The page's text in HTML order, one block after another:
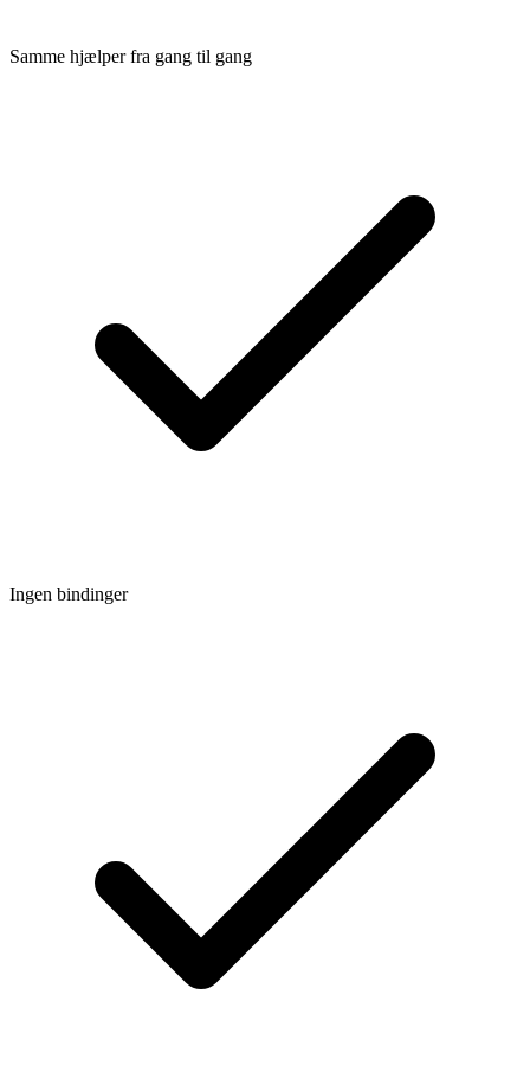
Samme hjælper fra gang til gang
Ingen bindinger